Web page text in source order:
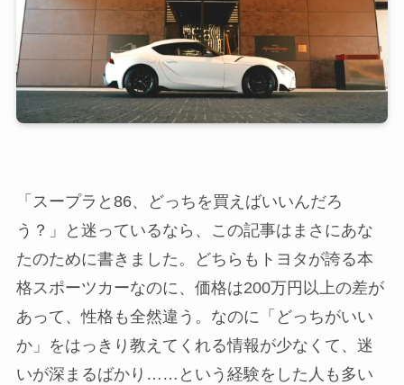
「スープラと86、どっちを買えばいいんだろ
う？」と迷っているなら、この記事はまさにあな
たのために書きました。どちらもトヨタが誇る本
格スポーツカーなのに、価格は200万円以上の差が
あって、性格も全然違う。なのに「どっちがいい
か」をはっきり教えてくれる情報が少なくて、迷
いが深まるばかり……という経験をした人も多い